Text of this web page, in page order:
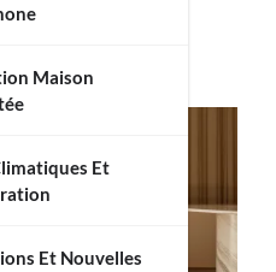
Maison
Et
Et Nouvelles